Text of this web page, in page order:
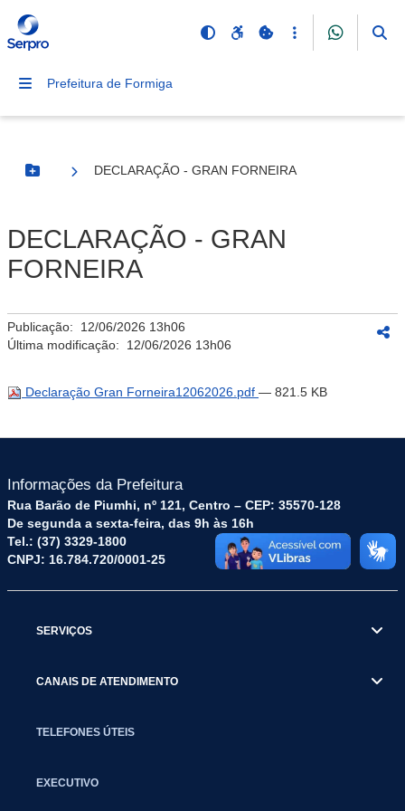
Prefeitura de Formiga
Botão Menu
DECLARAÇÃO - GRAN FORNEIRA
DECLARAÇÃO - GRAN
FORNEIRA
Publicação: 12/06/2026 13h06
Última modificação: 12/06/2026 13h06
Declaração Gran Forneira12062026.pdf — 821.5 KB
Informações da Prefeitura
Rua Barão de Piumhi, nº 121, Centro – CEP: 35570-128
De segunda a sexta-feira, das 9h às 16h
Tel.: (37) 3329-1800
CNPJ: 16.784.720/0001-25
SERVIÇOS
CANAIS DE ATENDIMENTO
TELEFONES ÚTEIS
EXECUTIVO